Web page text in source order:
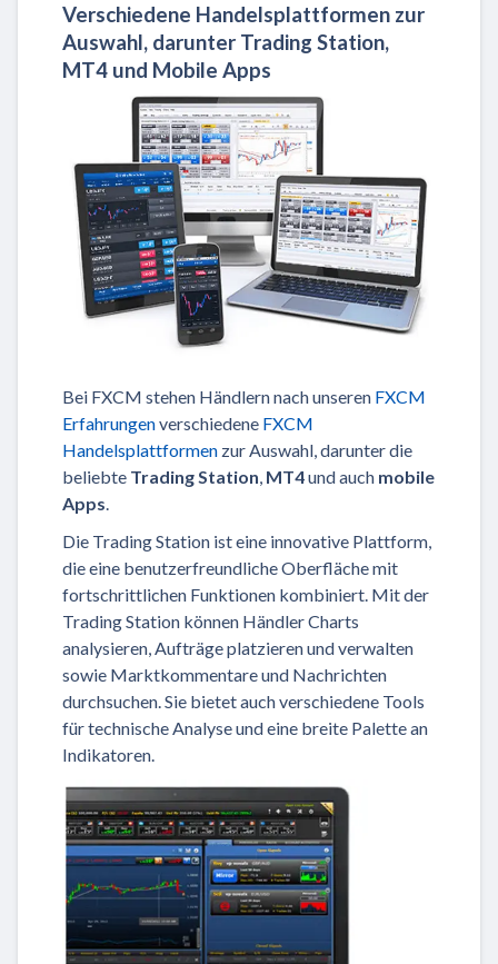
Verschiedene Handelsplattformen zur
Auswahl, darunter Trading Station,
MT4 und Mobile Apps
Bei FXCM stehen Händlern nach unseren FXCM
Erfahrungenverschiedene FXCM
Handelsplattformen zur Auswahl, darunter die
beliebte Trading Station, MT4und auch mobile
Apps.
Die Trading Station ist eine innovative Plattform,
die eine benutzerfreundliche Oberfläche mit
fortschrittlichen Funktionen kombiniert. Mit der
Trading Station können Händler Charts
analysieren, Aufträge platzieren und verwalten
sowie Marktkommentare und Nachrichten
durchsuchen. Sie bietet auch verschiedene Tools
für technische Analyse und eine breite Palette an
Indikatoren.